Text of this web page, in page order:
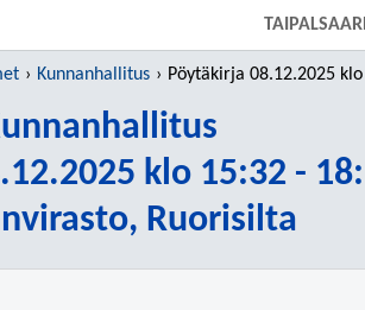
Kunnanhallitus Pöytäkirja 08.12.2025 klo
klo 15:32 -
Ruorisilta